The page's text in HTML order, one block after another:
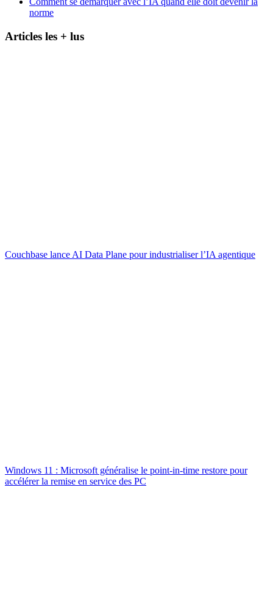
norme
Articles les + lus
Couchbase lance AI Data Plane pour industrialiser l’IA agentique
Windows 11 : Microsoft généralise le point-in-time restore pour
accélérer la remise en service des PC